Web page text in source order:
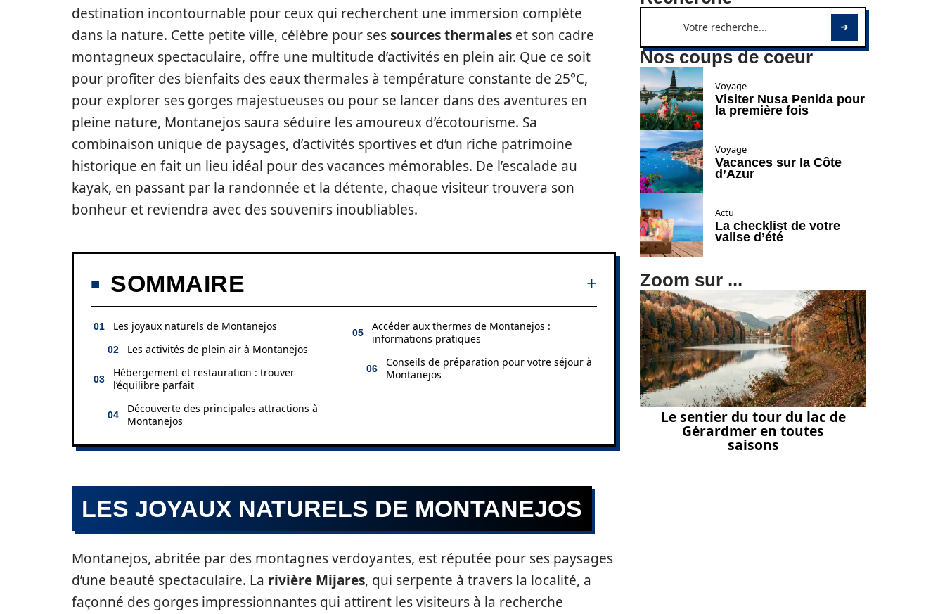
destination incontournable pour ceux qui recherchent une immersion complète
dans la nature. Cette petite ville, célèbre pour sessources thermales et son cadre
montagneux spectaculaire, offre une multitude d’activités en plein air. Que ce soit
pour profiter des bienfaits des eaux thermales à température constante de 25°C,
pour explorer ses gorges majestueuses ou pour se lancer dans des aventures en
pleine nature, Montanejos saura séduire les amoureux d’écotourisme. Sa
combinaison unique de paysages, d’activités sportives et d’un riche patrimoine
historique en fait un lieu idéal pour des vacances mémorables. De l’escalade au
kayak, en passant par la randonnée et la détente, chaque visiteur trouvera son
bonheur et reviendra avec des souvenirs inoubliables.
SOMMAIRE
Les joyaux naturels de Montanejos
Les activités de plein air à Montanejos
Hébergement et restauration : trouver
l’équilibre parfait
Découverte des principales attractions à
Montanejos
Accéder aux thermes de Montanejos :
informations pratiques
Conseils de préparation pour votre séjour à
Montanejos
LES JOYAUX NATURELS DE MONTANEJOS
Montanejos, abritée par des montagnes verdoyantes, est réputée pour ses paysages
d’une beauté spectaculaire. La rivière Mijares, qui serpente à travers la localité, a
façonné des gorges impressionnantes qui attirent les visiteurs à la recherche
Nos coups de coeur
Voyage
Visiter Nusa Penida pour
la première fois
Voyage
Vacances sur la Côte
d’Azur
Actu
La checklist de votre
valise d’été
Zoom sur ...
Le sentier du tour du lac de
Gérardmer en toutes
saisons